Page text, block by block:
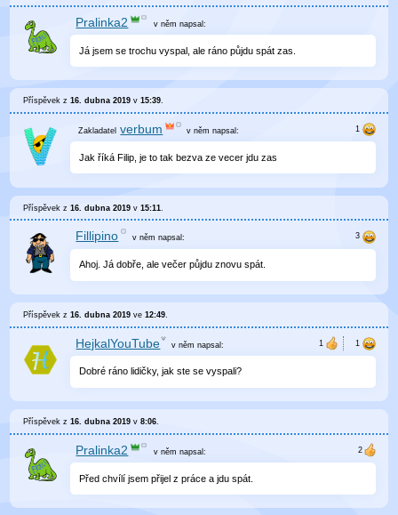
Pralinka2 v něm napsal:
Já jsem se trochu vyspal, ale ráno půjdu spát zas.
Příspěvek z16. dubna 2019 v15:39.
verbum v něm napsal:
Jak říká Filip, je to tak bezva ze vecer jdu zas
Příspěvek z16. dubna 2019 v15:11
Fillipino v němnapsal:
Ahoj. Já dobře, ale večer půjdu znovu spát.
Příspěvek z16. dubna 2019 ve12:49
HejkalYouTube v něm napsal:
Dobré ráno lidičky, jak ste se vyspali?
Příspěvek z16. dubna 2019 v8:06.
Pralinka2 v něm napsal:
Před chvílí jsem přijel z práce a jdu spát.